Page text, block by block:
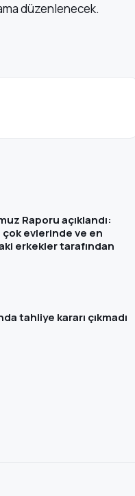
düzenlenecek.
Raporu açıklandı:
çok evlerinde ve en
erkekler tarafından
tahliye kararı çıkmadı